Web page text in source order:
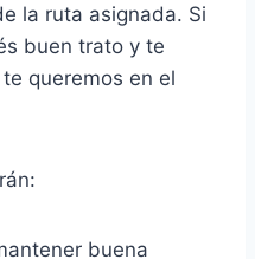
la ruta asignada. Si
buen trato y te
queremos en el
buena